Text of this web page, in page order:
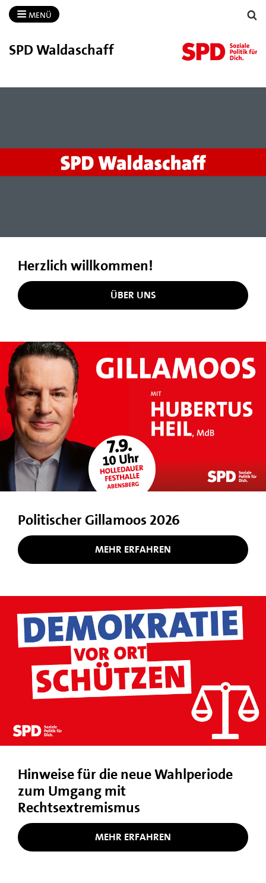
MENÜ
SPD Waldaschaff
Herzlich willkommen!
ÜBER UNS
Politischer Gillamoos 2026
MEHR ERFAHREN
Hinweise für die neue Wahlperiode
zum Umgang mit
Rechtsextremismus
MEHR ERFAHREN